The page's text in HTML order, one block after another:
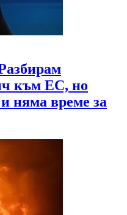
към ЕС, но
няма време за